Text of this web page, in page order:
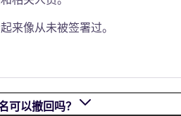
来像从未被签署过。
可以撤回吗？